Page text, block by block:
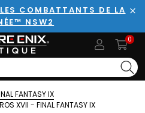
COMBATTANTS DE LA
NSW2
0
FANTASY IX
XVII - FINAL FANTASY IX